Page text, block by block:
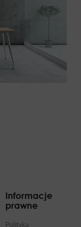
Informacje
prawne
Polityka